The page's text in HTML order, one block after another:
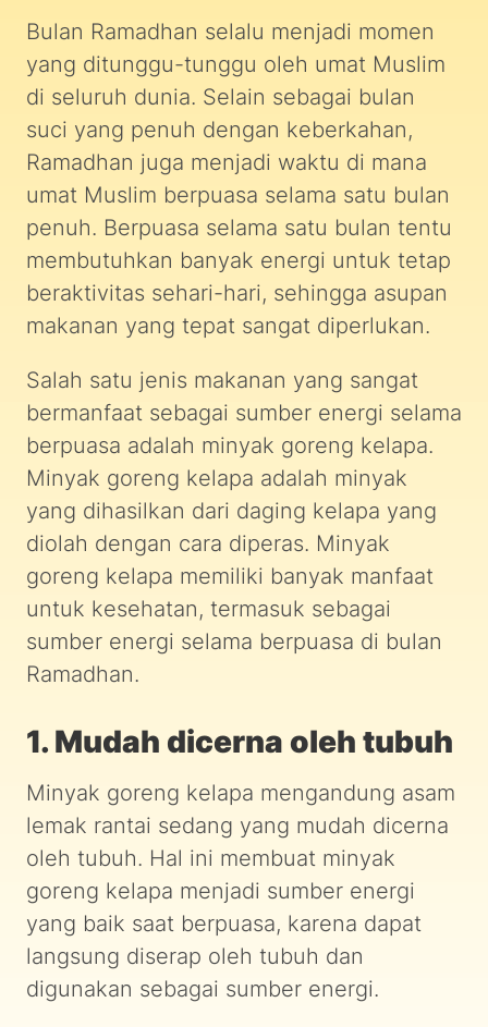
Bulan Ramadhan selalu menjadi momen
yang ditunggu-tunggu oleh umat Muslim
di seluruh dunia. Selain sebagai bulan
suci yang penuh dengan keberkahan,
Ramadhan juga menjadi waktu di mana
umat Muslim berpuasa selama satu bulan
penuh. Berpuasa selama satu bulan tentu
membutuhkan banyak energi untuk tetap
beraktivitas sehari-hari, sehingga asupan
makanan yang tepat sangat diperlukan.
Salah satu jenis makanan yang sangat
bermanfaat sebagai sumber energi selama
berpuasa adalah minyak goreng kelapa.
Minyak goreng kelapa adalah minyak
yang dihasilkan dari daging kelapa yang
diolah dengan cara diperas. Minyak
goreng kelapa memiliki banyak manfaat
untuk kesehatan, termasuk sebagai
sumber energi selama berpuasa di bulan
Ramadhan.
1. Mudah dicerna oleh tubuh
Minyak goreng kelapa mengandung asam
lemak rantai sedang yang mudah dicerna
oleh tubuh. Hal ini membuat minyak
goreng kelapa menjadi sumber energi
yang baik saat berpuasa, karena dapat
langsung diserap oleh tubuh dan
digunakan sebagai sumber energi.